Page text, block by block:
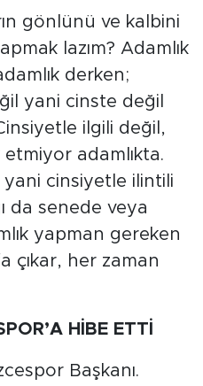
gönlünü ve kalbini
lazım? Adamlık
derken;
yani cinste değil
ilgili değil,
adamlıkta.
yani cinsiyetle ilintili
da senede veya
yapman gereken
çıkar, her zaman
HİBE ETTİ
Başkanı.